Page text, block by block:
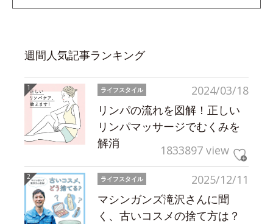
週間人気記事ランキング
2024/03/18
ライフスタイル
リンパの流れを図解！正しい
リンパマッサージでむくみを
解消
1833897 view
2025/12/11
ライフスタイル
マシンガンズ滝沢さんに聞
く、古いコスメの捨て方は？